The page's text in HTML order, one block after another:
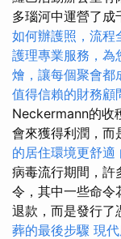
多瑙河中運營了成
如何辦護照，流程
護理專業服務，為
燴，讓每個聚會都
值得信賴的財務顧
Neckermann的收
會來獲得利潤，而
的居住環境更舒適
病毒流行期間，許
令，其中一些命令
退款，而是發行了
葬的最後步驟 現